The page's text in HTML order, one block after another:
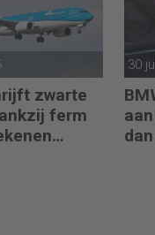
zwarte
ferm
30